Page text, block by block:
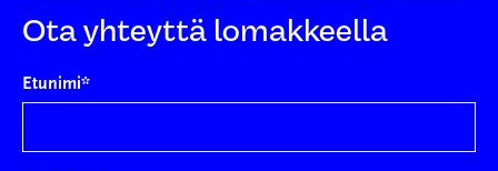
Ota yhteyttä lomakkeella
Etunimi*